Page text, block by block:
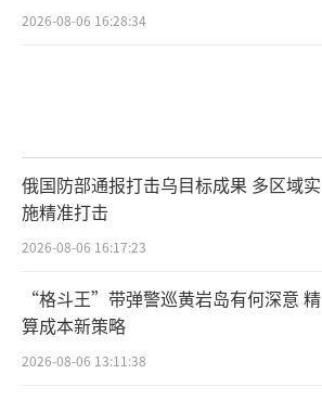
2026-08-06 16:28:34
俄国防部通报打击乌目标成果 多区域实
施精准打击
2026-08-06 16:17:23
“格斗王”带弹警巡黄岩岛有何深意 精
算成本新策略
2026-08-06 13:11:38